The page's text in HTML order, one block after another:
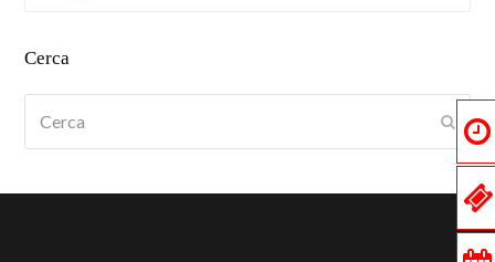
Cerca